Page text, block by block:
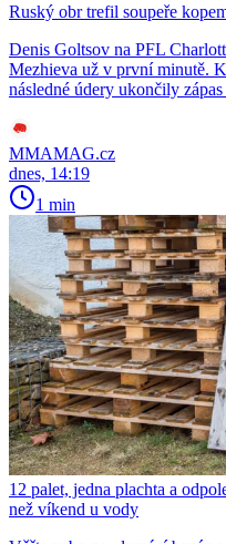
Ruský obr trefil soupeře
Denis Goltsov na PFL
Mezhieva už v první minutě.
následné údery ukončily
MMAMAG.cz
dnes, 14:19
1 min
12 palet, jedna plachta a
než víkend u vody